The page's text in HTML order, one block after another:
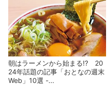
朝はラーメンから始まる!? 20
24年話題の記事「おとなの週末
Web」10選 -...